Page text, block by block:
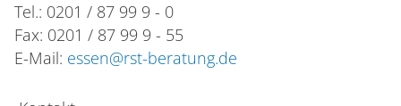
Tel.: 0201 / 87 99 9 - 0
Fax: 0201 / 87 99 9 - 55
E-Mail: essen@rst-beratung.de